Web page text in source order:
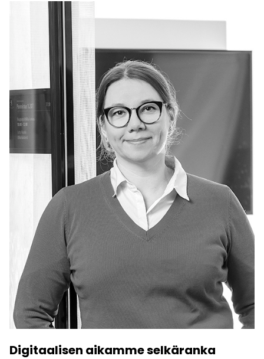
Digitaalisen aikamme selkäranka